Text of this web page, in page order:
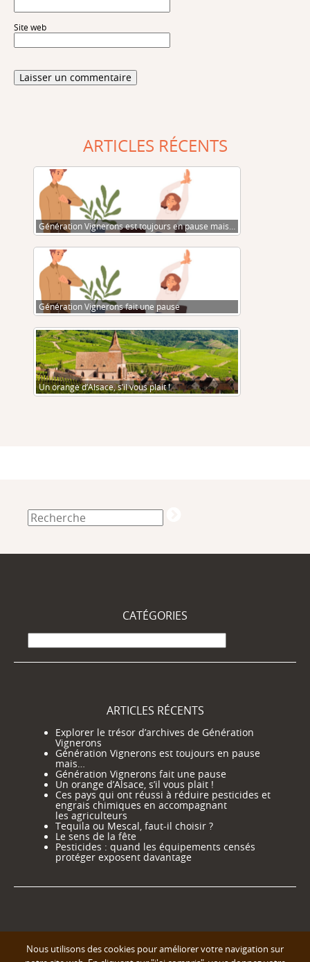
Site web
ARTICLES RÉCENTS
Génération Vignerons est toujours en pause mais…
Génération Vignerons fait une pause
Un orange d’Alsace, s’il vous plait !
CATÉGORIES
Catégories
ARTICLES RÉCENTS
Explorer le trésor d’archives de Génération
Vignerons
Génération Vignerons est toujours en pause
mais…
Génération Vignerons fait une pause
Un orange d’Alsace, s’il vous plait !
Ces pays qui ont réussi à réduire pesticides et
engrais chimiques en accompagnant
les agriculteurs
Tequila ou Mescal, faut-il choisir ?
Le sens de la fête
Pesticides : quand les équipements censés
protéger exposent davantage
Nous utilisons des cookies pour améliorer votre navigation sur